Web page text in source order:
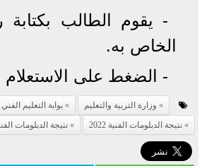
- يقوم الطالب
الخاص به.
- الضغط على الاستعلام
وزارة التربية والتعليم
بوابة التعليم الفني
نتيجة الدبلومات الفنية 2022
نتيجة الدبلومات